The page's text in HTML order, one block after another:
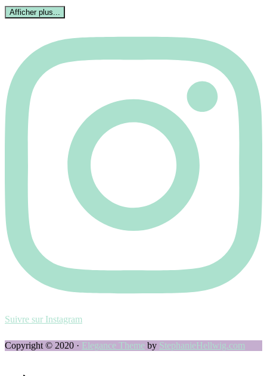
Afficher plus...
Suivre sur Instagram
Copyright © 2020 · Elegance Theme by StephanieHellwig.com